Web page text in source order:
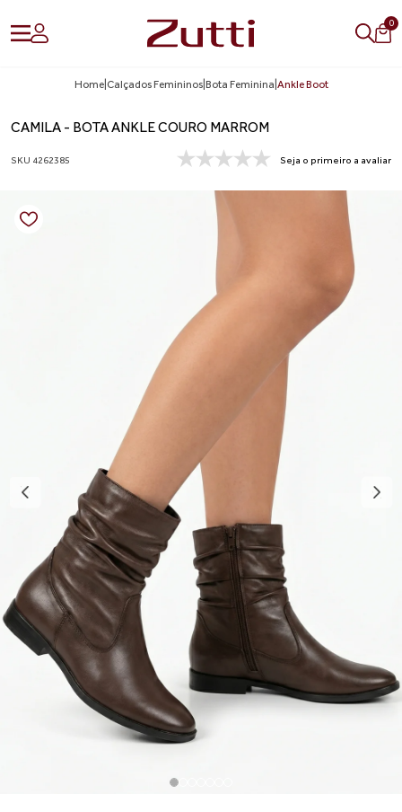
0
Home| Calçados Femininos| Bota Feminina Ankle Boot
CAMILA - BOTA ANKLE COURO MARROM
SKU 4262385 Seja o primeiro a avaliar